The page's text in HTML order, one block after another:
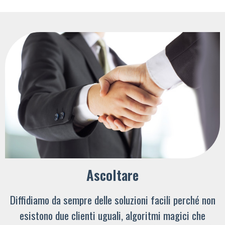
Ascoltare
Diffidiamo da sempre delle soluzioni facili perché non
esistono due clienti uguali, algoritmi magici che